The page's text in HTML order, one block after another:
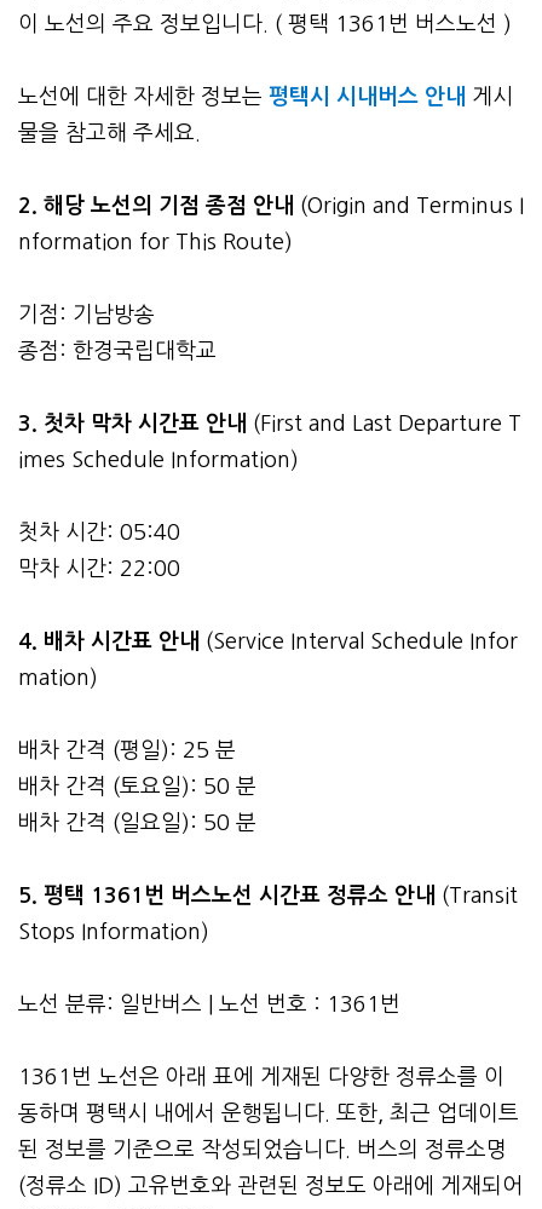
이 노선의 주요 정보입니다. ( 평택 1361번 버스노선 )
노선에 대한 자세한 정보는 평택시 시내버스 안내 게시
물을 참고해 주세요.
2. 해당 노선의 기점 종점 안내 (Origin and Terminus I
nformation for This Route)
기점: 기남방송
종점: 한경국립대학교
3. 첫차 막차 시간표 안내 (First and Last Departure T
imes Schedule Information)
첫차 시간: 05:40
막차 시간: 22:00
4. 배차 시간표 안내 (Service Interval Schedule Infor
mation)
배차 간격 (평일): 25 분
배차 간격 (토요일): 50 분
배차 간격 (일요일): 50 분
5. 평택 1361번 버스노선 시간표 정류소 안내 (Transit
Stops Information)
노선 분류: 일반버스 | 노선 번호 : 1361번
1361번 노선은 아래 표에 게재된 다양한 정류소를 이
동하며 평택시 내에서 운행됩니다. 또한, 최근 업데이트
된 정보를 기준으로 작성되었습니다. 버스의 정류소명
(정류소 ID) 고유번호와 관련된 정보도 아래에 게재되어